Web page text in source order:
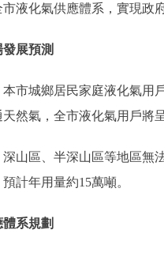
液化氣供應體系，實現政
展預測
城鄉居民家庭液化氣用
然氣，全市液化氣用戶將
區、半深山區等地區無法
計年用量約15萬噸。
系規劃